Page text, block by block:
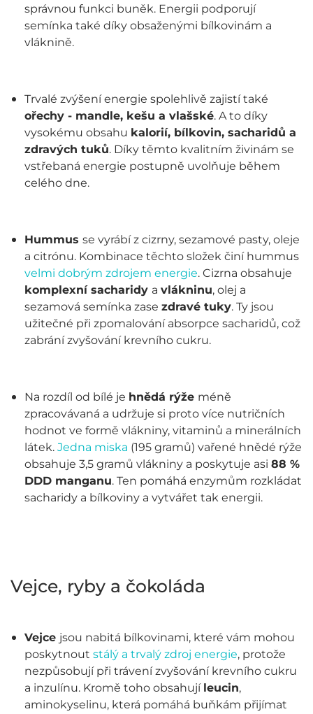
správnou funkci buněk. Energii podporují
semínka také díky obsaženými bílkovinám a
vláknině.
Trvalé zvýšení energie spolehlivě zajistí také
ořechy - mandle, kešu a vlašské. A to díky
vysokému obsahu kalorií, bílkovin, sacharidů a
zdravých tuků. Díky těmto kvalitním živinám se
vstřebaná energie postupně uvolňuje během
celého dne.
Hummus se vyrábí z cizrny, sezamové pasty, oleje
a citrónu. Kombinace těchto složek činí hummus
velmi dobrým zdrojem energie. Cizrna obsahuje
komplexní sacharidy a vlákninu, olej a
sezamová semínka zase zdravé tuky. Ty jsou
užitečné při zpomalování absorpce sacharidů, což
zabrání zvyšování krevního cukru.
Na rozdíl od bílé je hnědá rýže méně
zpracovávaná a udržuje si proto více nutričních
hodnot ve formě vlákniny, vitaminů a minerálních
látek. Jedna miska (195 gramů) vařené hnědé rýže
obsahuje 3,5 gramů vlákniny a poskytuje asi 88 %
DDD manganu. Ten pomáhá enzymům rozkládat
sacharidy a bílkoviny a vytvářet tak energii.
Vejce, ryby a čokoláda
Vejce jsou nabitá bílkovinami, které vám mohou
poskytnout stálý a trvalý zdroj energie, protože
nezpůsobují při trávení zvyšování krevního cukru
a inzulínu. Kromě toho obsahují leucin,
aminokyselinu, která pomáhá buňkám přijímat